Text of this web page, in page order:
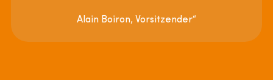
Alain Boiron, Vorsitzender“